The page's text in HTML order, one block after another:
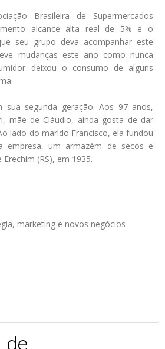
Brasileira de Supermercados
alcance alta real de 5% e o
seu grupo deva acompanhar este
mudanças este ano como nunca
deixou o consumo de alguns
sua segunda geração. Aos 97 anos,
mãe de Cláudio, ainda gosta de dar
lado do marido Francisco, ela fundou
empresa, um armazém de secos e
(RS), em 1935.
marketing e novos negócios
de